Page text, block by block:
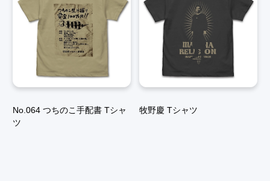
No.064 つちのこ手配書 Tシャ
ツ
牧野慶 Tシャツ